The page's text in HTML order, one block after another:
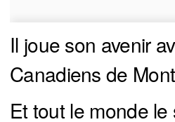
Il joue son avenir
Canadiens de
Et tout le monde le